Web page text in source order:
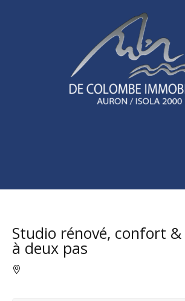
Studio rénové, confort
à deux pas